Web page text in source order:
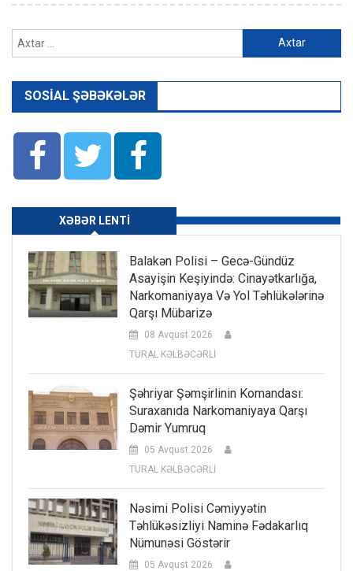
SOSIAL ŞƏBƏKƏLƏR
XƏBƏR LENTI
Balakən Polisi – Gecə-Gündüz
Asayişin Keşiyində: Cinayətkarlığa,
Narkomaniyaya Və Yol Təhlükələrinə
Qarşı Mübarizə
08 Avqust 2026
TURAL KƏLBƏCƏRLİ
Şəhriyar Şəmşirlinin Komandası:
Suraxanıda Narkomaniyaya Qarşı
Dəmir Yumruq
05 Avqust 2026
TURAL KƏLBƏCƏRLİ
Nəsimi Polisi Cəmiyyətin
Təhlükəsizliyi Naminə Fədakarlıq
Nümunəsi Göstərir
05 Avqust 2026